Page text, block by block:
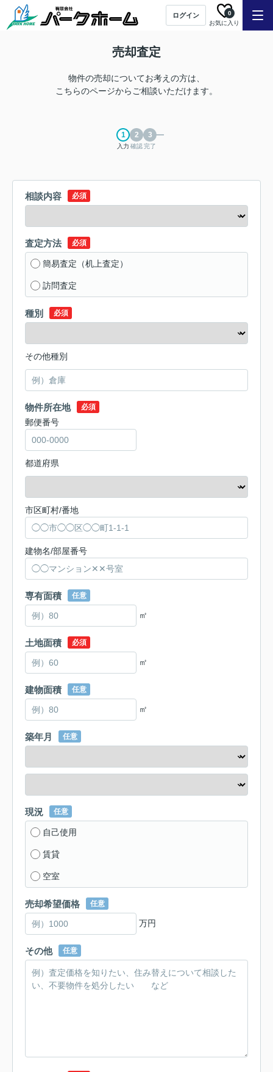
ログイン
お気に入り
0
売却査定
物件の売却についてお考えの方は、
こちらのページからご相談いただけます。
入力 確認完了
相談内容 必須
査定方法 必須
簡易査定（机上査定）
訪問査定
種別 必須
その他種別
物件所在地 必須
郵便番号
都道府県
市区町村/番地
建物名/部屋番号
専有面積 任意
㎡
土地面積 必須
㎡
建物面積 任意
㎡
築年月 任意
現況 任意
自己使用
賃貸
空室
売却希望価格 任意
万円
その他 任意